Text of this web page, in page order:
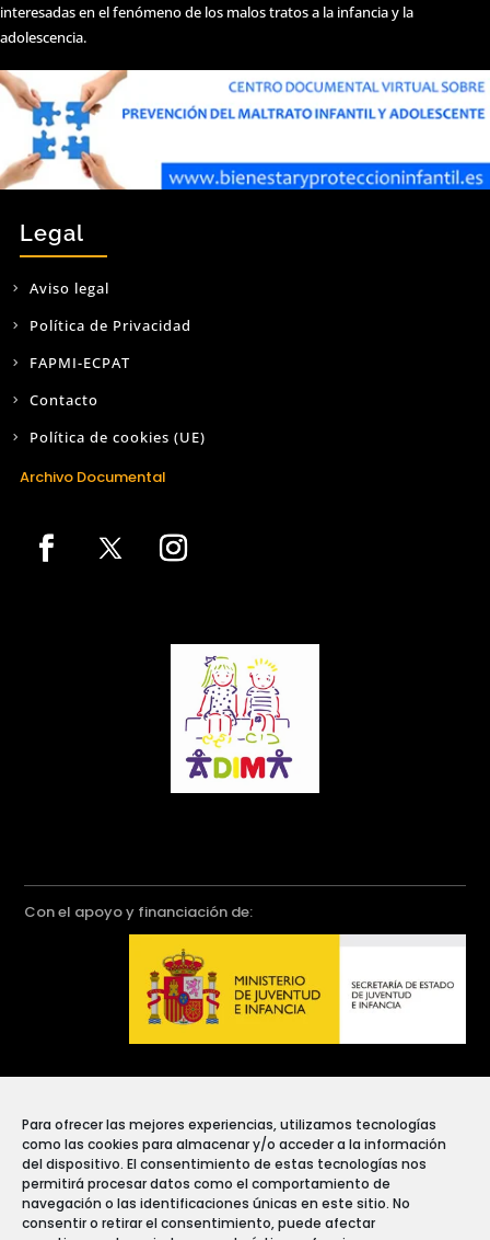
Para ofrecer las mejores experiencias, utilizamos tecnologías
como las cookies para almacenar y/o acceder a la información
del dispositivo. El consentimiento de estas tecnologías nos
permitirá procesar datos como el comportamiento de
navegación o las identificaciones únicas en este sitio. No
consentir o retirar el consentimiento, puede afectar
interesadas en el fenómeno de los malos tratos a la infancia y la
adolescencia.
Legal
Aviso legal
Política de Privacidad
FAPMI-ECPAT
Contacto
Política de cookies (UE)
Archivo Documental
Con el apoyo y financiación de: